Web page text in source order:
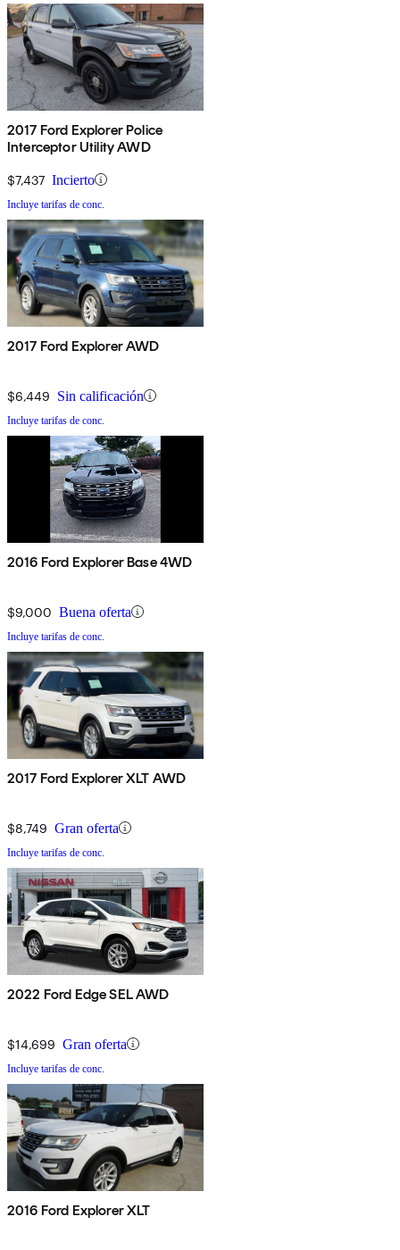
2017 Ford Explorer Police
Interceptor Utility AWD
$7,437 Incierto
Incluye tarifas de conc.
2017 Ford Explorer AWD
$6,449 Sin calificación
Incluye tarifas de conc.
2016 Ford Explorer Base 4WD
$9,000 Buena oferta
Incluye tarifas de conc.
2017 Ford Explorer XLT AWD
$8,749 Gran oferta
Incluye tarifas de conc.
2022 Ford Edge SEL AWD
$14,699 Gran oferta
Incluye tarifas de conc.
2016 Ford Explorer XLT